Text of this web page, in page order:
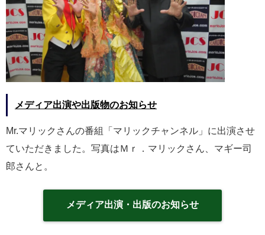
メディア出演や出版物のお知らせ
Mr.マリックさんの番組「マリックチャンネル」に出演させ
ていただきました。写真はＭｒ．マリックさん、マギー司
郎さんと。
メディア出演・出版のお知らせ